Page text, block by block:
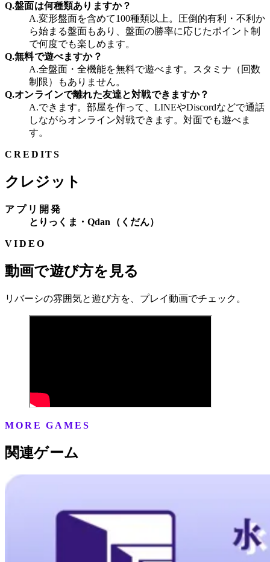
Q.盤面は何種類ありますか？
A.変形盤面を含めて100種類以上。圧倒的有利・不利か
ら始まる盤面もあり、盤面の勝率に応じたポイント制
で何度でも楽しめます。
Q.無料で遊べますか？
A.全盤面・全機能を無料で遊べます。スタミナ（回数
制限）もありません。
Q.オンラインで離れた友達と対戦できますか？
A.できます。部屋を作って、LINEやDiscordなどで通話
しながらオンライン対戦できます。対面でも遊べま
す。
CREDITS
クレジット
アプリ開発
とりっくま・Qdan（くだん）
VIDEO
動画で遊び方を見る
リバーシの雰囲気と遊び方を、プレイ動画でチェック。
MORE GAMES
関連ゲーム